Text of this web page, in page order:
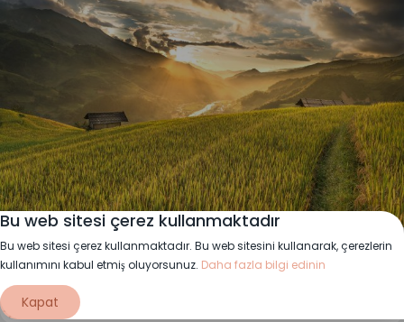
"""İsa kimdir?"""
İsa'nın kim olduğunu, neden önemli olduğunu ve mesajının
Daha fazla oku
Bu web sitesi çerez kullanmaktadır
Bu web sitesi çerez kullanmaktadır. Bu web sitesini kullanarak, çerezlerin
kullanımını kabul etmiş oluyorsunuz. Daha fazla bilgi edinin
Kapat